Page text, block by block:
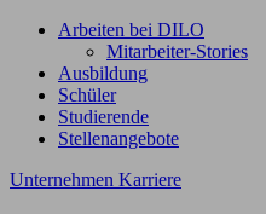
Arbeiten bei DILO
Mitarbeiter-Stories
Ausbildung
Schüler
Studierende
Stellenangebote
Unternehmen Karriere